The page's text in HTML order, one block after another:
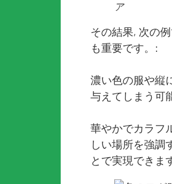
ア
その結果, 次の
も重要です。:
濃い色の服や縦
与えてしまう可
華やかでカラフ
しい場所を強調
とで実現できま